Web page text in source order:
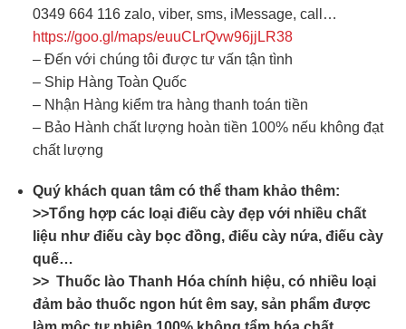
0349 664 116 zalo, viber, sms, iMessage, call…
https://goo.gl/maps/euuCLrQvw96jjLR38
– Đến với chúng tôi được tư vấn tận tình
– Ship Hàng Toàn Quốc
– Nhận Hàng kiểm tra hàng thanh toán tiền
– Bảo Hành chất lượng hoàn tiền 100% nếu không đạt
chất lượng
Quý khách quan tâm có thể tham khảo thêm:
>>Tổng hợp các loại điếu cày đẹp với nhiều chất
liệu như điếu cày bọc đồng, điếu cày nứa, điếu cày
quế…
>> Thuốc lào Thanh Hóa chính hiệu, có nhiều loại
đảm bảo thuốc ngon hút êm say, sản phẩm được